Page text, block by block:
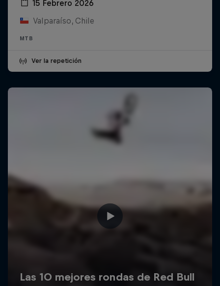
15 Febrero 2026
Valparaíso, Chile
MTB
Ver la repetición